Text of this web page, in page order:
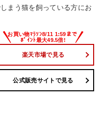
まう猫を飼っている方にお
楽天市場で見る
公式販売サイトで見る